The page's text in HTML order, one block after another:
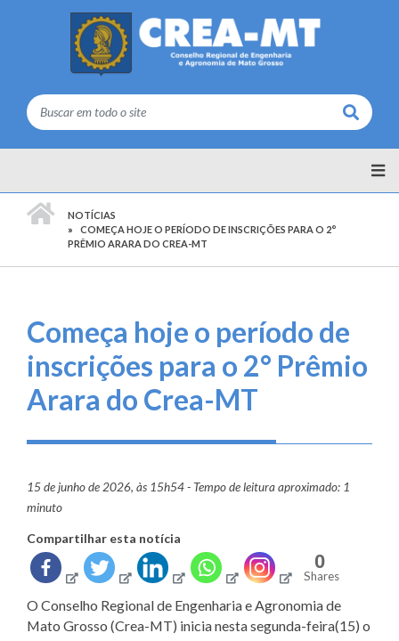
Buscar
NOTÍCIAS
COMEÇA HOJE O PERÍODO DE INSCRIÇÕES PARA O 2°
PRÊMIO ARARA DO CREA-MT
Começa hoje o período de
inscrições para o 2° Prêmio
Arara do Crea-MT
15 de junho de 2026, às 15h54 - Tempo de leitura aproximado: 1
minuto
Compartilhar esta notícia
0
Shares
O Conselho Regional de Engenharia e Agronomia de
Mato Grosso (Crea-MT) inicia nesta segunda-feira(15) o